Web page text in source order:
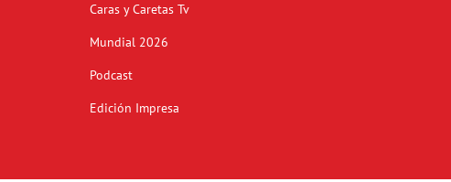
Caras y Caretas Tv
Mundial 2026
Podcast
Edición Impresa